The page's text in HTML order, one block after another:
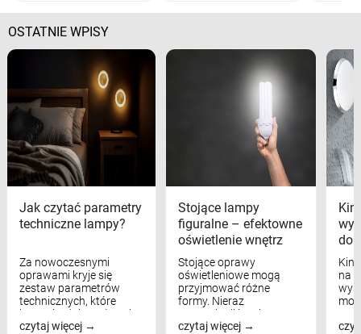
OSTATNIE WPISY
Jak czytać parametry
techniczne lampy?
Za nowoczesnymi
oprawami kryje się
zestaw parametrów
technicznych, które
bezpośrednio wpływają
na komfort widzenia,
czytaj więcej
Stojące lampy
figuralne – efektowne
oświetlenie wnętrz
Stojące oprawy
oświetleniowe mogą
przyjmować różne
formy. Nieraz
wspominaliśmy już
modele na łukowych
czytaj więcej
na